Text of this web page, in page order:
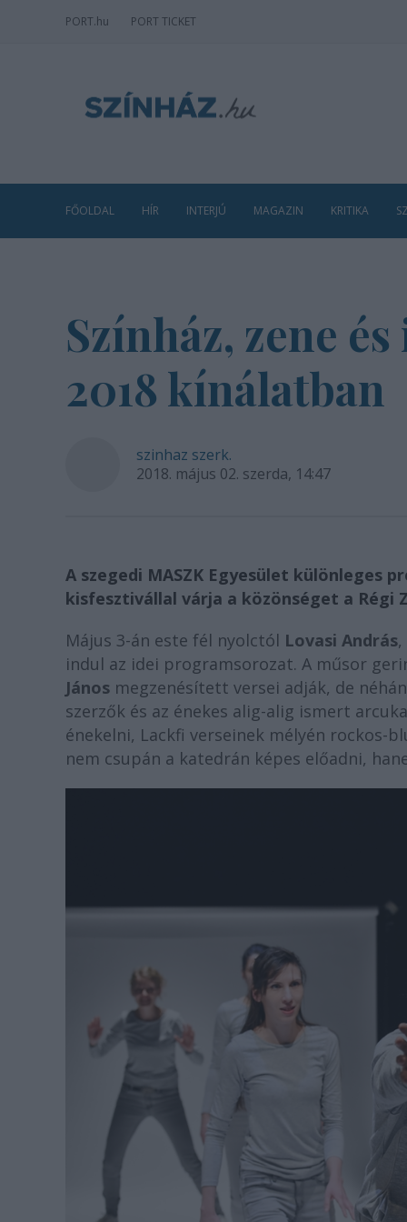
PORT.hu PORT TICKET
FŐOLDAL HÍR INTERJÚ MAGAZIN KRITIKA
Színház, zene
2018 kínálatban
szinhaz szerk.
2018. május 02. szerda, 14:47
A szegedi MASZK Egyesület különleges
kisfesztivállal várja a közönséget a Régi
Május 3-án este fél nyolctól Lovasi András,
indul az idei programsorozat. A műsor
János megzenésített versei adják, de
szerzők és az énekes alig-alig ismert
énekelni, Lackfi verseinek mélyén
nem csupán a katedrán képes előadni,